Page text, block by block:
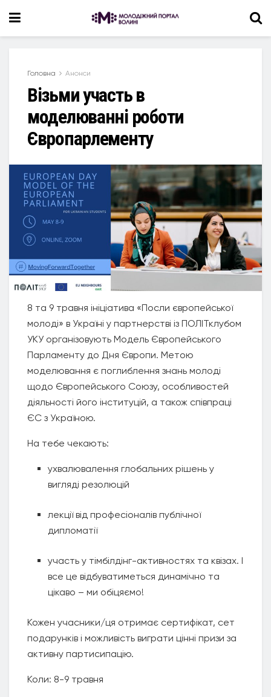
Головна Анонси
Візьми участь в
моделюванні роботи
Європарлементу
8 та 9 травня ініціатива «Посли європейської
молоді» в Україні у партнерстві із ПОЛІТклубом
УКУ організовують Модель Європейського
Парламенту до Дня Європи. Метою
моделювання є поглиблення знань молоді
щодо Європейського Союзу, особливостей
діяльності його інституцій, а також співпраці
ЄС з Україною.
На тебе чекають:
ухвалювалення глобальних рішень у
вигляді резолюцій
лекції від професіоналів публічної
дипломатії
участь у тімбілдінг-активностях та квізах. І
все це відбуватиметься динамічно та
цікаво – ми обіцяємо!
Кожен учасники/ця отримає сертифікат, сет
подарунків і можливість виграти цінні призи за
активну партисипацію.
Коли: 8-9 травня